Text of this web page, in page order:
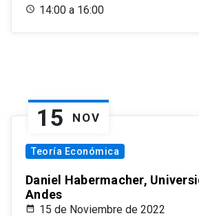
14:00 a 16:00
15 NOV
Teoría Económica
Daniel Habermacher,
Andes
15 de Noviembre de 2022